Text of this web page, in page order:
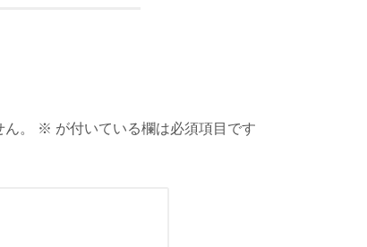
ん。 ※ が付いている欄は必須項目です